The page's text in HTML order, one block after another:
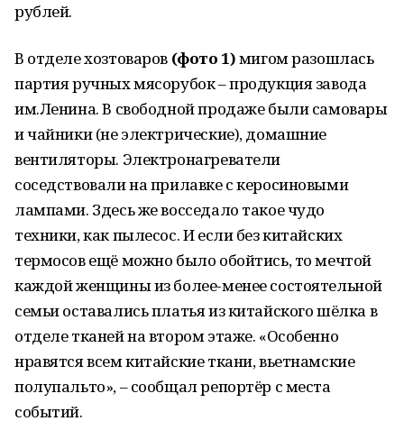
рублей.
В отделе хозтоваров (фото 1)мигом разошлась
партия ручных мясорубок – продукция завода
им.Ленина. В свободной продаже были самовары
и чайники (не электрические), домашние
вентиляторы. Электронагреватели
соседствовали на прилавке с керосиновыми
лампами. Здесь же восседало такое чудо
техники, как пылесос. И если без китайских
термосов ещё можно было обойтись, то мечтой
каждой женщины из более-менее состоятельной
семьи оставались платья из китайского шёлка в
отделе тканей на втором этаже. «Особенно
нравятся всем китайские ткани, вьетнамские
полупальто», – сообщал репортёр с места
событий.